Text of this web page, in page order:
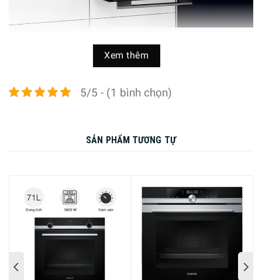
đại, sang trọng cho căn bếp
Thức ăn vàng đều với khí nóng 4D
được trang bị cơ chế tạo ra luồng khí 4D. Nhờ kỹ thuật cải
một lúc trong khoang lò nhưng vẫn đạt được kết quả
nướng hoàn hảo nhất.
Xem thêm
5/5 - (1 bình chọn)
SẢN PHẨM TƯƠNG TỰ